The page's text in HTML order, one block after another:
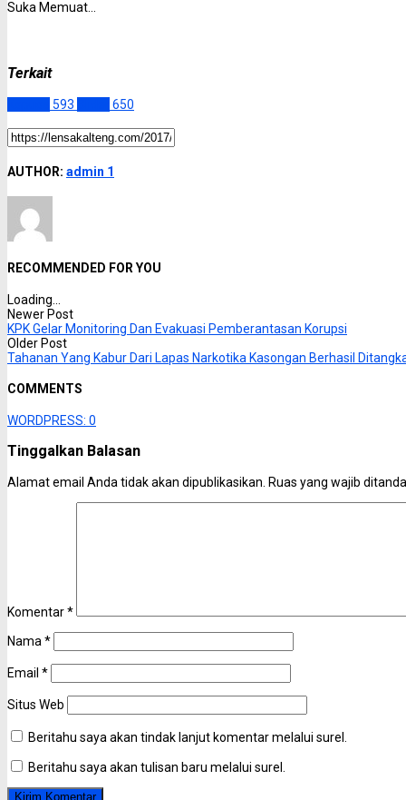
Suka Memuat...
Terkait
593 650
AUTHOR: admin 1
RECOMMENDED FOR YOU
Loading...
Newer Post
KPK Gelar Monitoring Dan Evakuasi Pemberantasan Korupsi
Older Post
Tahanan Yang Kabur Dari Lapas Narkotika Kasongan Berhasil
COMMENTS
WORDPRESS: 0
Tinggalkan Balasan
Alamat email Anda tidak akan dipublikasikan. Ruas yang wajib
Komentar*
Nama *
Email *
Situs Web
Beritahu saya akan tindak lanjut komentar melalui surel.
Beritahu saya akan tulisan baru melalui surel.